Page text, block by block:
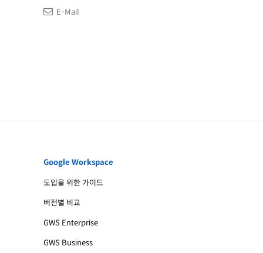
E-Mail
Google Workspace
도입을 위한 가이드
버전별 비교
GWS Enterprise
GWS Business